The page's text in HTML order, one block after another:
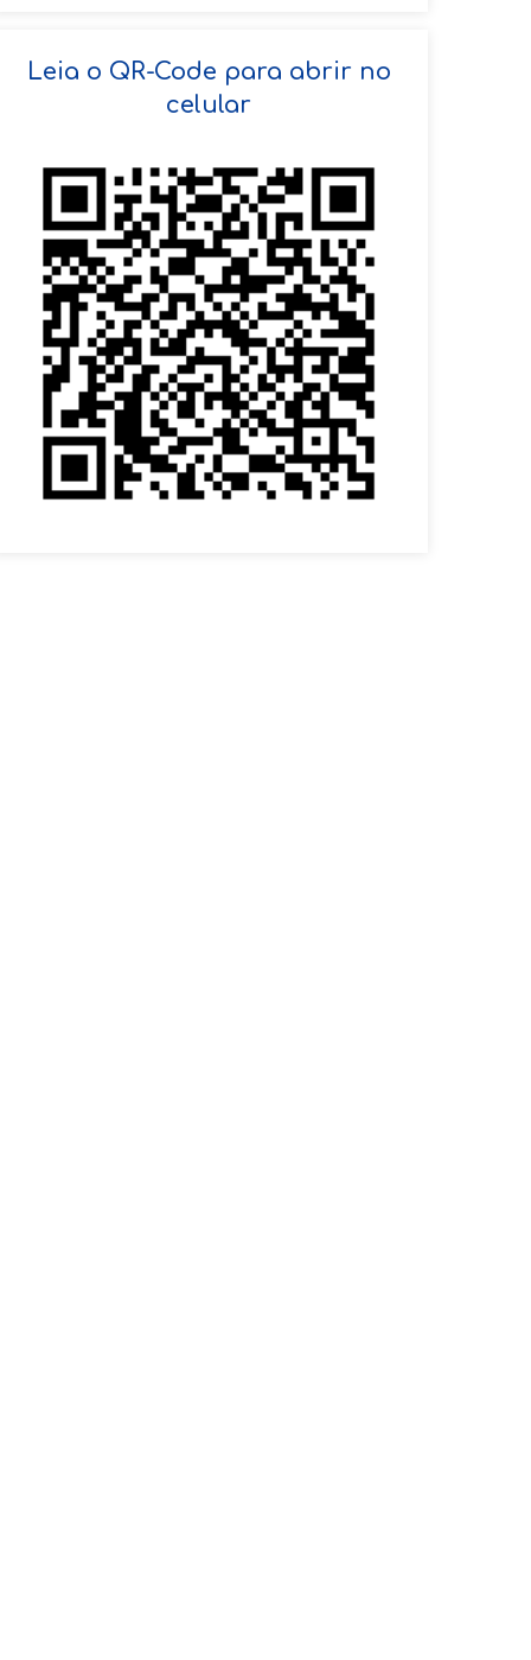
VOLTAR
Leia o QR-Code para abrir no
celular